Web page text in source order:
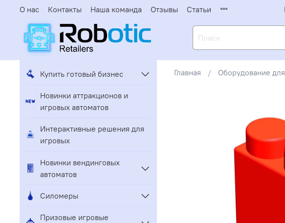
О нас Контакты Наша команда Отзывы Статьи
Главная Оборудование
Купить готовый бизнес
Новинки аттракционов и
игровых автоматов
Интерактивные решения для
игровых
Новинки вендинговых
автоматов
Силомеры
Призовые игровые